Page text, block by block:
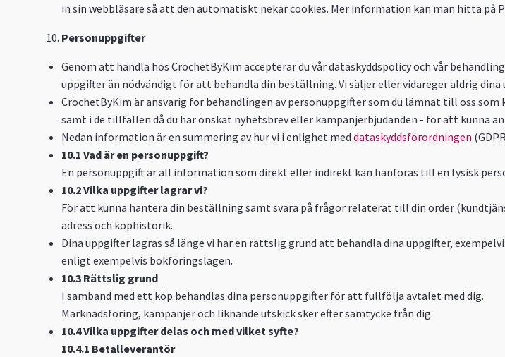
in sin webbläsare så att den automatiskt nekar cookies. Mer information kan man hitta på
Personuppgifter
Genom att handla hos CrochetByKim accepterar du vår dataskyddspolicy och vår
uppgifter än nödvändigt för att behandla din beställning. Vi säljer eller vidareger aldrig
CrochetByKim är ansvarig för behandlingen av personuppgifter som du lämnat till oss
samt i de tillfällen då du har önskat nyhetsbrev eller kampanjerbjudanden - för att kunna
Nedan information är en summering av hur vi i enlighet med dataskyddsförordningen
10.1 Vad är en personuppgift?
En personuppgift är all information som direkt eller indirekt kan hänföras till en fysisk
10.2 Vilka uppgifter lagrar vi?
För att kunna hantera din beställning samt svara på frågor relaterat till din order
adress och köphistorik.
Dina uppgifter lagras så länge vi har en rättslig grund att behandla dina uppgifter,
enligt exempelvis bokföringslagen.
10.3 Rättslig grund
I samband med ett köp behandlas dina personuppgifter för att fullfölja avtalet med dig.
Marknadsföring, kampanjer och liknande utskick sker efter samtycke från dig.
10.4 Vilka uppgifter delas och med vilket syfte?
10.4.1 Betalleverantör